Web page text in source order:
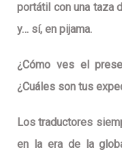
portátil con una taza
y… sí, en pijama.
¿Cómo ves el
¿Cuáles son tus
Los traductores
en la era de la